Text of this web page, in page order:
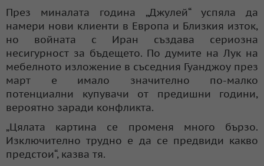
През миналата година „Джулей“ успяла да
намери нови клиенти в Европа и Близкия изток,
но войната с Иран създава сериозна
несигурност за бъдещето. По думите на Лук на
мебелното изложение в съседния Гуанджоу през
март е имало значително по-малко
потенциални купувачи от предишни години,
вероятно заради конфликта.
„Цялата картина се променя много бързо.
Изключително трудно е да се предвиди какво
предстои“, казва тя.